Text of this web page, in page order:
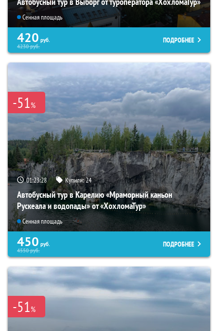
Сенная площадь
420 руб.
4230руб.
ПОДРОБНЕЕ
-51%
01:23:27 Купили:24
Автобусный тур в Карелию «Мраморный каньон
Рускеала и водопады» от «ХохломаТур»
Сенная площадь
450 руб.
4550руб.
ПОДРОБНЕЕ
-51%